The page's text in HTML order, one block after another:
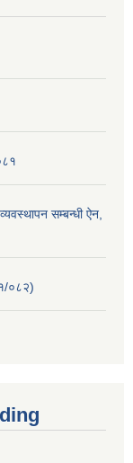
सम्बन्धी ऐन,
०८२)